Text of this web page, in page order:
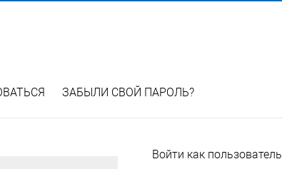
ЗАБЫЛИ СВОЙ ПАРОЛЬ?
Войти как пользователь